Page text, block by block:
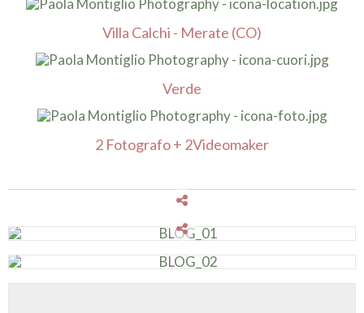
Villa Calchi - Merate (CO)
Verde
2 Fotografo + 2Videomaker